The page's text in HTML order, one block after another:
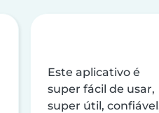
Este aplicativo é
super fácil de usar,
super útil,